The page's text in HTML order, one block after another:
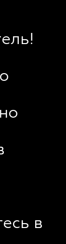
в